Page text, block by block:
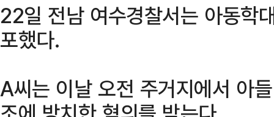
22일 전남 여수경찰서는 아동
포했다.
A씨는 이날 오전 주거지에서 아